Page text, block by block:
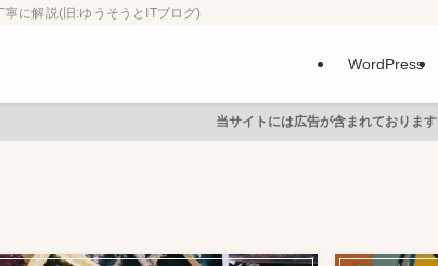
に解説(旧:ゆうそうとITブログ)
WordPress
当サイトには広告が含まれております